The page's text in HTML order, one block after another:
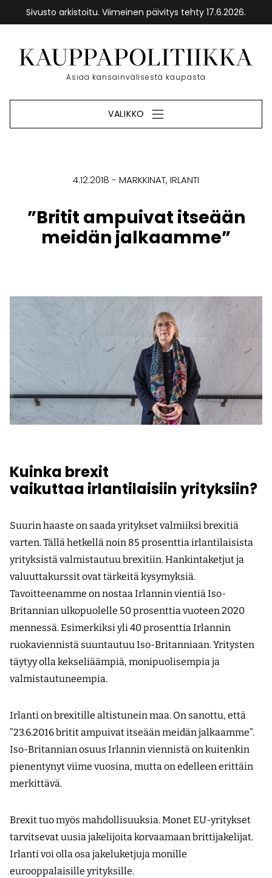
Sivusto arkistoitu. Viimeinen päivitys tehty 17.6.2026.
sisältöön
Etusivu
Asiaa kansainvälisestä kaupasta
VALIKKO
4.12.2018 MARKKINAT IRLANTI
”Britit ampuivat itseään
meidän jalkaamme”
Kuinka brexit
vaikuttaa irlantilaisiin yrityksiin?
Suurin haaste on saada yritykset valmiiksi brexitiä
varten. Tällä hetkellä noin 85 prosenttia irlantilaisista
yrityksistä valmistautuu brexitiin. Hankintaketjut ja
valuuttakurssit ovat tärkeitä kysymyksiä.
Tavoitteenamme on nostaa Irlannin vientiä Iso-
Britannian ulkopuolelle 50 prosenttia vuoteen 2020
mennessä. Esimerkiksi yli 40 prosenttia Irlannin
ruokaviennistä suuntautuu Iso-Britanniaan. Yritysten
täytyy olla kekseliäämpiä, monipuolisempia ja
valmistautuneempia.
Irlanti on brexitille altistunein maa. On sanottu, että
”23.6.2016 britit ampuivat ­itseään meidän jalkaamme”.
Iso-Britannian osuus Irlannin viennistä on kuitenkin
pienentynyt viime vuosina, mutta on edelleen erittäin
merkittävä.
Brexit tuo myös mahdollisuuksia. ­Monet EU-yritykset
tarvitsevat uusia jakelijoita korvaamaan brittijakelijat.
Irlanti voi olla osa jakeluketjuja monille
eurooppalaisille yrityksille.